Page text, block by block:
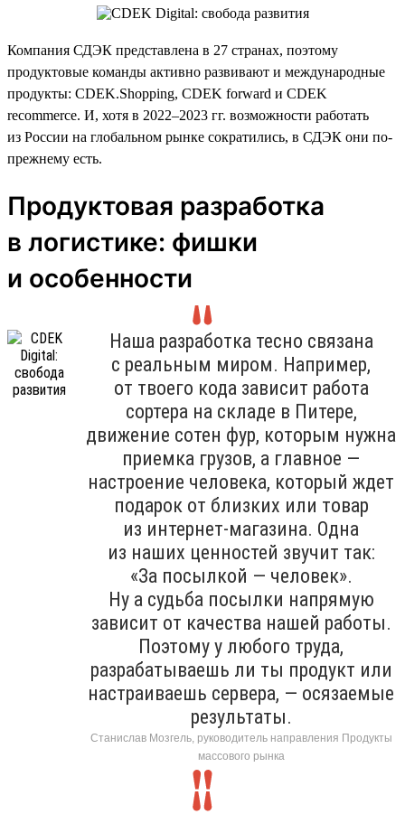
Компания СДЭК представлена в 27 странах, поэтому
продуктовые команды активно развивают и международные
продукты: CDEK.Shopping, CDEK forward и CDEK
recommerce. И, хотя в 2022–2023 гг. возможности работать
из России на глобальном рынке сократились, в СДЭК они по-
прежнему есть.
Продуктовая разработка
в логистике: фишки
и особенности
Наша разработка тесно связана
с реальным миром. Например,
от твоего кода зависит работа
сортера на складе в Питере,
движение сотен фур, которым нужна
приемка грузов, а главное —
настроение человека, который ждет
подарок от близких или товар
из интернет-магазина. Одна
из наших ценностей звучит так:
«За посылкой — человек».
Ну а судьба посылки напрямую
зависит от качества нашей работы.
Поэтому у любого труда,
разрабатываешь ли ты продукт или
настраиваешь сервера, — осязаемые
результаты.
Станислав Мозгель, руководитель направления Продукты
массового рынка